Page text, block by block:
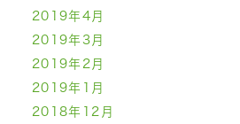
2019年4月
2019年3月
2019年2月
2019年1月
2018年12月